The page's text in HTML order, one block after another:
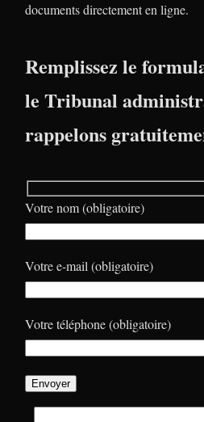
documents directement en ligne.
Remplissez le
le Tribunal
rappelons
Votre nom (obligatoire)
Votre e-mail (obligatoire)
Votre téléphone (obligatoire)